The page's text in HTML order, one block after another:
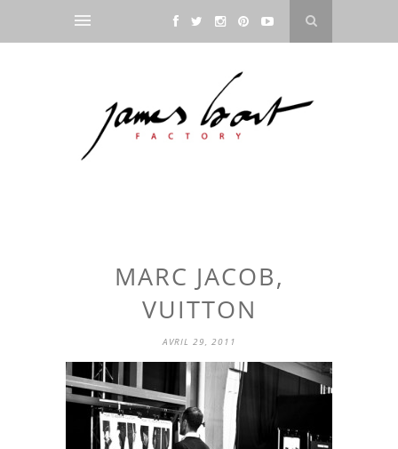
MARC JACOB,
VUITTON
AVRIL 29, 2011